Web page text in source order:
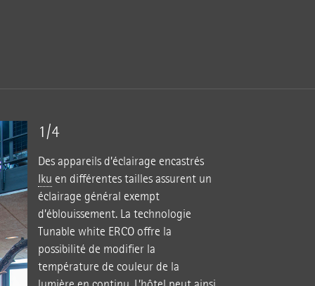
1/4
Des appareils d’éclairage encastrés
Iku en différentes tailles assurent un
éclairage général exempt
d’éblouissement. La technologie
Tunable white ERCO offre la
possibilité de modifier la
température de couleur de la